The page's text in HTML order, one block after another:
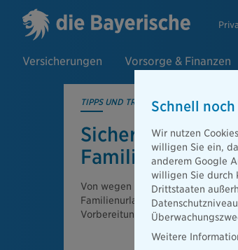
Versicherungen Vorsorge & Finanzen
TIPPS UND TRICKS
Sicher im
Familie: So
Von wegen Urlaubsstress: Mit
Familienurlaub zum Kinderspiel.
Vorbereitung alles ist und was
Schnell
Wir nutzen
willigen Sie ein,
anderem Google
willigen Sie durch
Drittstaaten
Weitere